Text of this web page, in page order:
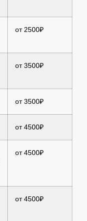
от 2500₽
от 3500₽
от 3500₽
от 4500₽
от 4500₽
от 4500₽